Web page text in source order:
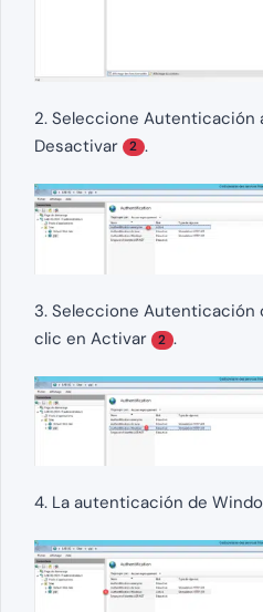
2. Seleccione Autenticación
Desactivar
2 .
3. Seleccione Autenticación
clic en Activar
2 .
4. La autenticación de